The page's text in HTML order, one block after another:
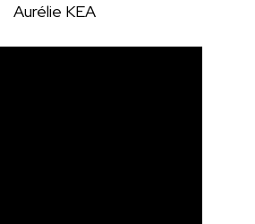
Aurélie KEA